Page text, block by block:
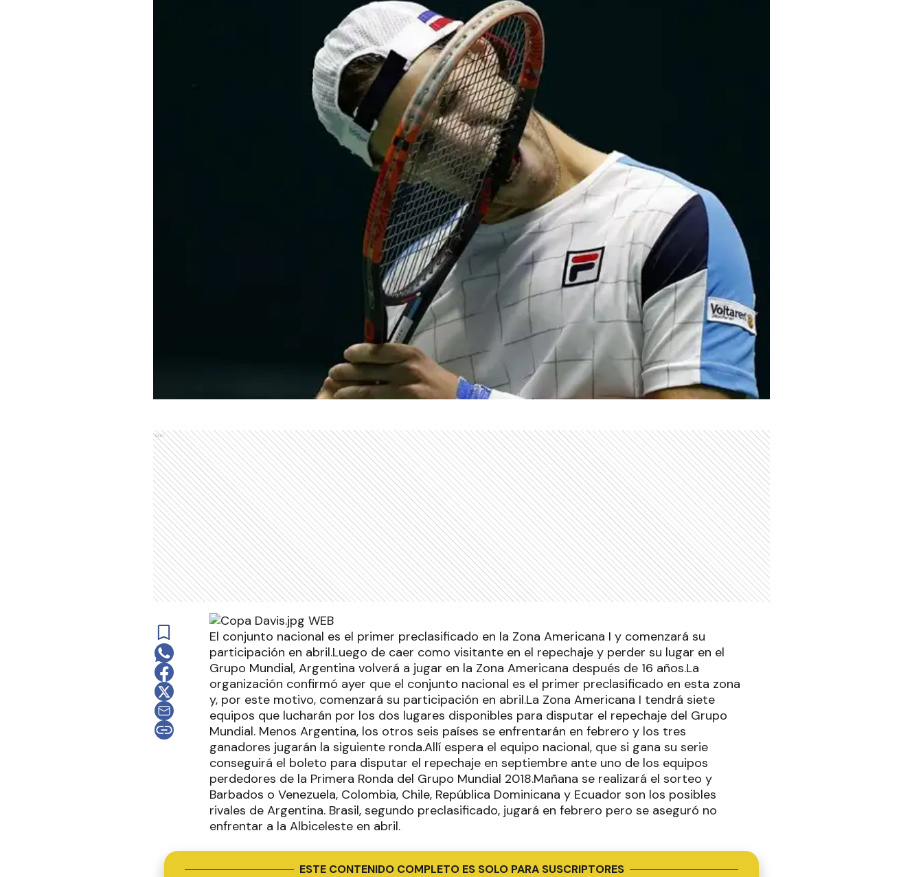
Ads
El conjunto nacional es el primer preclasificado en la Zona Americana I y comenzará su
participación en abril.Luego de caer como visitante en el repechaje y perder su lugar en el
Grupo Mundial, Argentina volverá a jugar en la Zona Americana después de 16 años.La
organización confirmó ayer que el conjunto nacional es el primer preclasificado en esta zona
y, por este motivo, comenzará su participación en abril.La Zona Americana I tendrá siete
equipos que lucharán por los dos lugares disponibles para disputar el repechaje del Grupo
Mundial. Menos Argentina, los otros seis países se enfrentarán en febrero y los tres
ganadores jugarán la siguiente ronda.Allí espera el equipo nacional, que si gana su serie
conseguirá el boleto para disputar el repechaje en septiembre ante uno de los equipos
perdedores de la Primera Ronda del Grupo Mundial 2018.Mañana se realizará el sorteo y
Barbados o Venezuela, Colombia, Chile, República Dominicana y Ecuador son los posibles
rivales de Argentina. Brasil, segundo preclasificado, jugará en febrero pero se aseguró no
enfrentar a la Albiceleste en abril.
ESTE CONTENIDO COMPLETO ES SOLO PARA SUSCRIPTORES